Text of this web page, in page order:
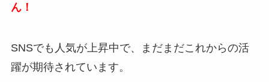
ん！
SNSでも人気が上昇中で、まだまだこれからの活
躍が期待されています。